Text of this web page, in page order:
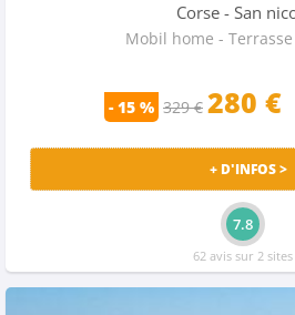
Corse - San
Mobil home -
- 15 % 329 € 280 €
+ D'INFOS >
7.8
62 avis sur 2 sites